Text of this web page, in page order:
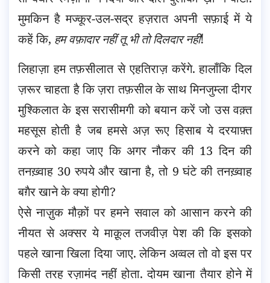
मुमकिन है मज्कूर-उल-सद्र हज़रात अपनी सफ़ाई में ये
कहें कि, हम वफ़ादार नहीं तू भी तो दिलदार नहीं!
लिहाज़ा हम तफ़सीलात से एहतिराज़ करेंगे. हालाँकि दिल
ज़रूर चाहता है कि ज़रा तफ़सील के साथ मिनजुम्ला दीगर
मुश्किलात के इस सरासीमगी को बयान करें जो उस वक़्त
महसूस होती है जब हमसे अज़ रूए हिसाब ये दरयाफ़्त
करने को कहा जाए कि अगर नौकर की 13 दिन की
तनख़्वाह 30 रुपये और खाना है, तो 9 घंटे की तनख़्वाह
बग़ैर खाने के क्या होगी?
ऐसे नाज़ुक मौक़ों पर हमने सवाल को आसान करने की
नीयत से अक्सर ये माक़ूल तजवीज़ पेश की कि इसको
पहले खाना खिला दिया जाए. लेकिन अव्वल तो वो इस पर
किसी तरह रज़ामंद नहीं होता. दोयम खाना तैयार होने में